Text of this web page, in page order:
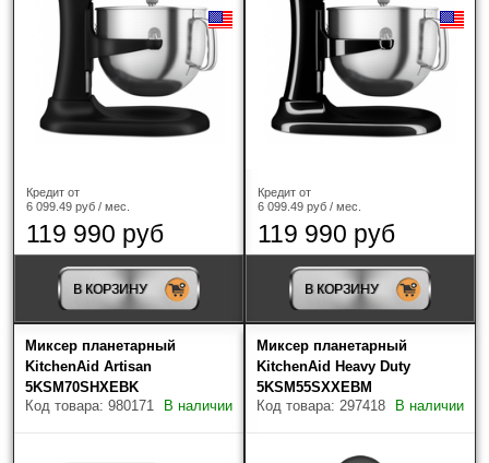
Кредит от
6 099.49 руб / мес.
119 990 руб
В КОРЗИНУ
Кредит от
6 099.49 руб / мес.
119 990 руб
В КОРЗИНУ
Миксер планетарный
KitchenAid Artisan
5KSM70SHXEBK
Код товара: 980171
В наличии
Миксер планетарный
KitchenAid Heavy Duty
5KSM55SXXEBM
Код товара: 297418
В наличии